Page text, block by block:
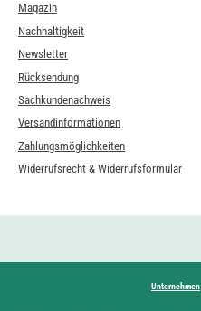
Magazin
Nachhaltigkeit
Newsletter
Rücksendung
Sachkundenachweis
Versandinformationen
Zahlungsmöglichkeiten
Widerrufsrecht & Widerrufsformular
Unternehmen